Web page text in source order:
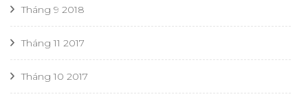
Tháng 9 2018
Tháng 11 2017
Tháng 10 2017